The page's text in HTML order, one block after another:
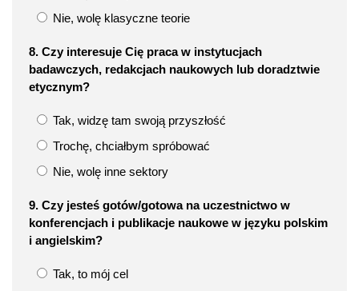
Nie, wolę klasyczne teorie
8. Czy interesuje Cię praca w instytucjach
badawczych, redakcjach naukowych lub doradztwie
etycznym?
Tak, widzę tam swoją przyszłość
Trochę, chciałbym spróbować
Nie, wolę inne sektory
9. Czy jesteś gotów/gotowa na uczestnictwo w
konferencjach i publikacje naukowe w języku polskim
i angielskim?
Tak, to mój cel